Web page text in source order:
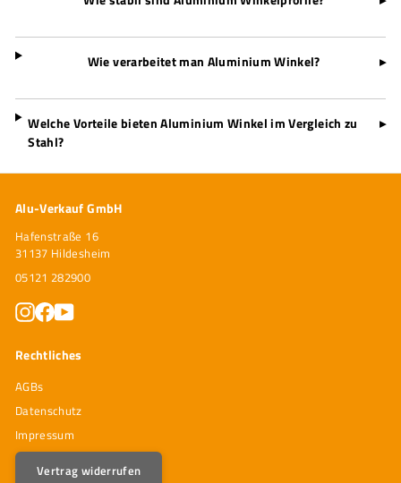
Wie verarbeitet man Aluminium Winkel? ▸
Welche Vorteile bieten Aluminium Winkel im Vergleich zu
Stahl?
▸
Alu-Verkauf GmbH
Hafenstraße 16
31137 Hildesheim
05121 282900
Instagram
Facebook
Rechtliches
AGBs
Datenschutz
Impressum
Vertrag widerrufen